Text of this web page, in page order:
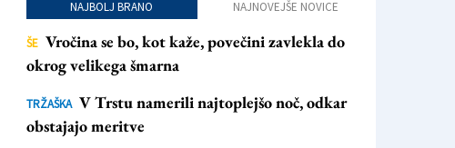
NAJBOLJ BRANO NAJNOVEJŠE NOVICE
ŠE Vročina se bo, kot kaže, povečini zavlekla do
okrog velikega šmarna
TRŽAŠKA V Trstu namerili najtoplejšo noč, odkar
obstajajo meritve